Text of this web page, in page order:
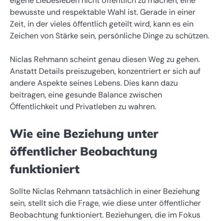
bewusste und respektable Wahl ist. Gerade in einer
Zeit, in der vieles öffentlich geteilt wird, kann es ein
Zeichen von Stärke sein, persönliche Dinge zu schützen.
Niclas Rehmann scheint genau diesen Weg zu gehen.
Anstatt Details preiszugeben, konzentriert er sich auf
andere Aspekte seines Lebens. Dies kann dazu
beitragen, eine gesunde Balance zwischen
Öffentlichkeit und Privatleben zu wahren.
Wie eine Beziehung unter
öffentlicher Beobachtung
funktioniert
Sollte Niclas Rehmann tatsächlich in einer Beziehung
sein, stellt sich die Frage, wie diese unter öffentlicher
Beobachtung funktioniert. Beziehungen, die im Fokus